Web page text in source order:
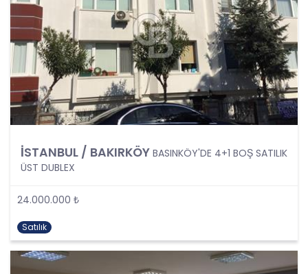
sıra tüm kişisel veri işleme faaliyetlerinde KVK
Kanunu’nun 4üncü maddesinde belirtilen ve
Politikanın III. bölümlerinde belirtilen tüm ilkelere
uygun hareket edilmesi ve söz konusu ilkeleri
içinde barındırması sağlanacaktır. Özel nitelikteki
kişisel verilerin işlenmesi, üçüncü kişilere ve
yurtdışına aktarılması konusunda KVK Kanunu’nda
öngörülen özel hükümler de dikkate alınarak
kişisel veri işleme faaliyetleri yerine getirilecek;
yukarıda belirtilen hususların yanında bu
durumlarda kanunun aradığı özel gereklilikler de
yerine getirilerek kişisel veri işleme faaliyetleri
ŞARTLARI
1. Kişisel Verilerin Tespiti ve İşlenmesi
İSTANBUL / BAKIRKÖY BASINKÖY'DE 4+1 BOŞ SATILIK
ÜST DUBLEX
24.000.000 ₺
Satılık